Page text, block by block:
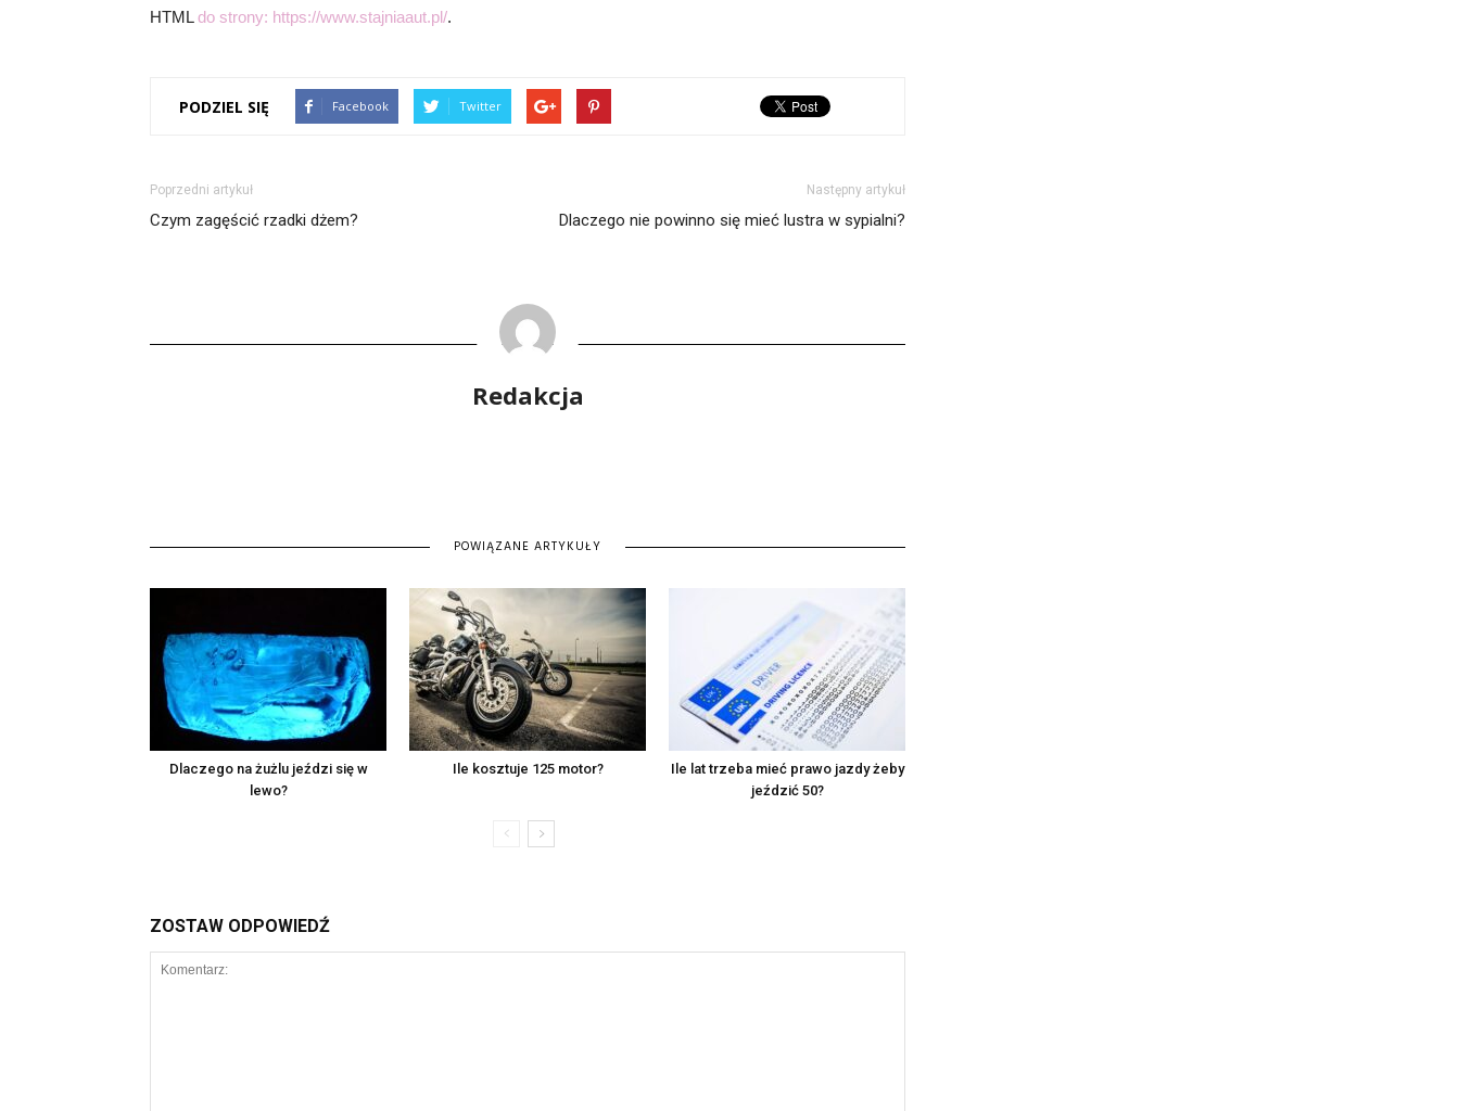
HTMLdo strony: https://www.stajniaaut.pl/.
PODZIEL SIĘ Facebook Twitter
Poprzedni artykuł
Czym zagęścić rzadki dżem?
Następny artykuł
Dlaczego nie powinno się mieć lustra w sypialni?
Redakcja
POWIĄZANE ARTYKUŁY
Dlaczego na żużlu jeździ się w
lewo?
Ile kosztuje 125 motor?
Ile lat trzeba mieć prawo jazdy żeby
jeździć 50?
ZOSTAW ODPOWIEDŹ